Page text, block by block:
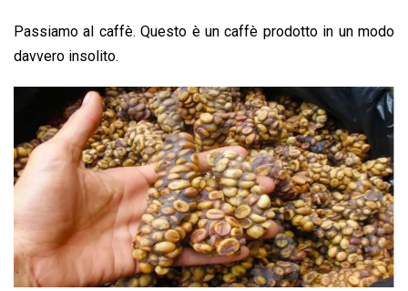
Passiamo al caffè. Questo è un caffè prodotto in un modo
davvero insolito.